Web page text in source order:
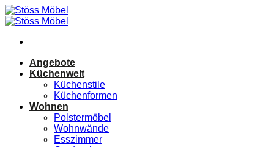
Zum
Inhalt
Angebote
Küchenwelt
Küchenstile
Küchenformen
Wohnen
Polstermöbel
Wohnwände
Esszimmer